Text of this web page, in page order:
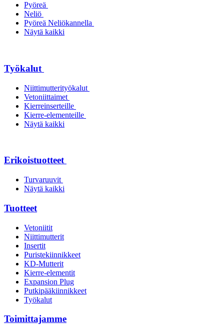
Pyöreä
Neliö
Pyöreä Neliökannella
Näytä kaikki
Työkalut
Niittimutterityökalut
Vetoniittaimet
Kierreinserteille
Kierre-elementeille
Näytä kaikki
Erikoistuotteet
Turvaruuvit
Näytä kaikki
Tuotteet
Vetoniitit
Niittimutterit
Insertit
Puristekiinnikkeet
KD-Mutterit
Kierre-elementit
Expansion Plug
Putkipääkiinnikkeet
Työkalut
Toimittajamme